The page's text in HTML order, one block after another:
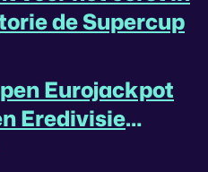
de Supercup
Eurojackpot
Eredivisie